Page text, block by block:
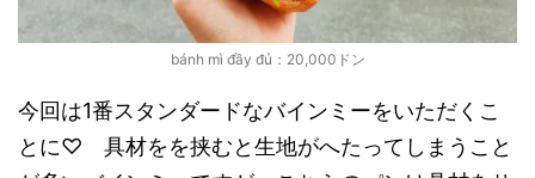
bánh mì đầy đủ：20,000ドン
今回は1番スタンダードなバインミーをいただくこ
とに♡ 具材をを挟むと生地がへたってしまうこと